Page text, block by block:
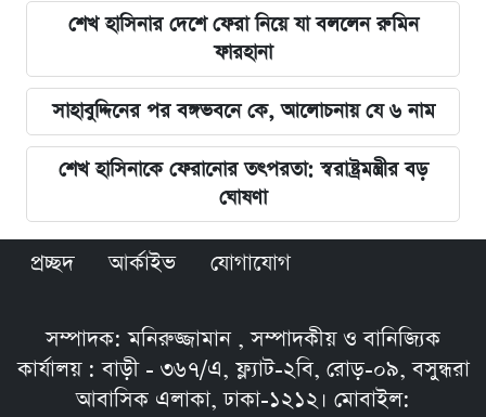
শেখ হাসিনার দেশে ফেরা নিয়ে যা বললেন রুমিন
ফারহানা
সাহাবুদ্দিনের পর বঙ্গভবনে কে, আলোচনায় যে ৬ নাম
শেখ হাসিনাকে ফেরানোর তৎপরতা: স্বরাষ্ট্রমন্ত্রীর বড়
ঘোষণা
প্রচ্ছদ আর্কাইভ যোগাযোগ
সম্পাদক: মনিরুজ্জামান , সম্পাদকীয় ও বানিজ্যিক
কার্যালয় : বাড়ী - ৩৬৭/এ, ফ্ল্যাট-২বি, রোড়-০৯, বসুন্ধরা
আবাসিক এলাকা, ঢাকা-১২১২। মোবাইল: